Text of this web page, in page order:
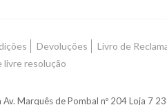
Devoluções Livro de
livre resolução
Marquês de Pombal nº 204 Loja 7